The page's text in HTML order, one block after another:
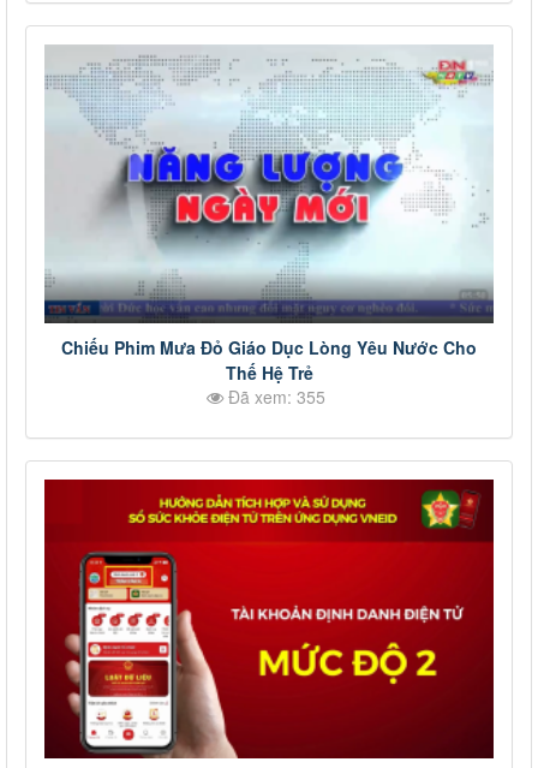
Chiếu Phim Mưa Đỏ Giáo Dục Lòng Yêu Nước Cho
Thế Hệ Trẻ
Đã xem: 355